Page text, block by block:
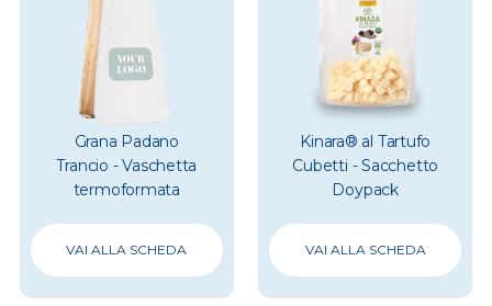
Grana Padano
Trancio - Vaschetta
termoformata
VAI ALLA SCHEDA
Kinara® al Tartufo
Cubetti - Sacchetto
Doypack
VAI ALLA SCHEDA